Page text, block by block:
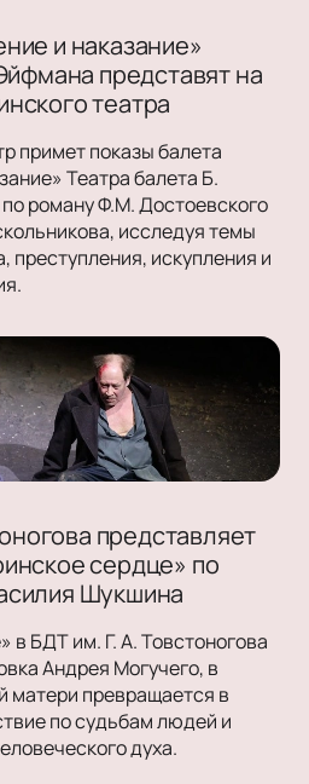
и наказание»
представят на
театра
примет показы балета
Театра балета Б.
роману Ф.М. Достоевского
исследуя темы
преступления, искупления и
представляет
сердце» по
Шукшина
в БДТ им. Г. А. Товстоногова
Андрея Могучего, в
матери превращается в
по судьбам людей и
духа.